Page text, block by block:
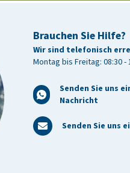
Brauchen Sie Hilfe?
Wir sind telefonisch
Montag bis Freitag: 08:30 -
Senden Sie uns
Nachricht
Senden Sie uns